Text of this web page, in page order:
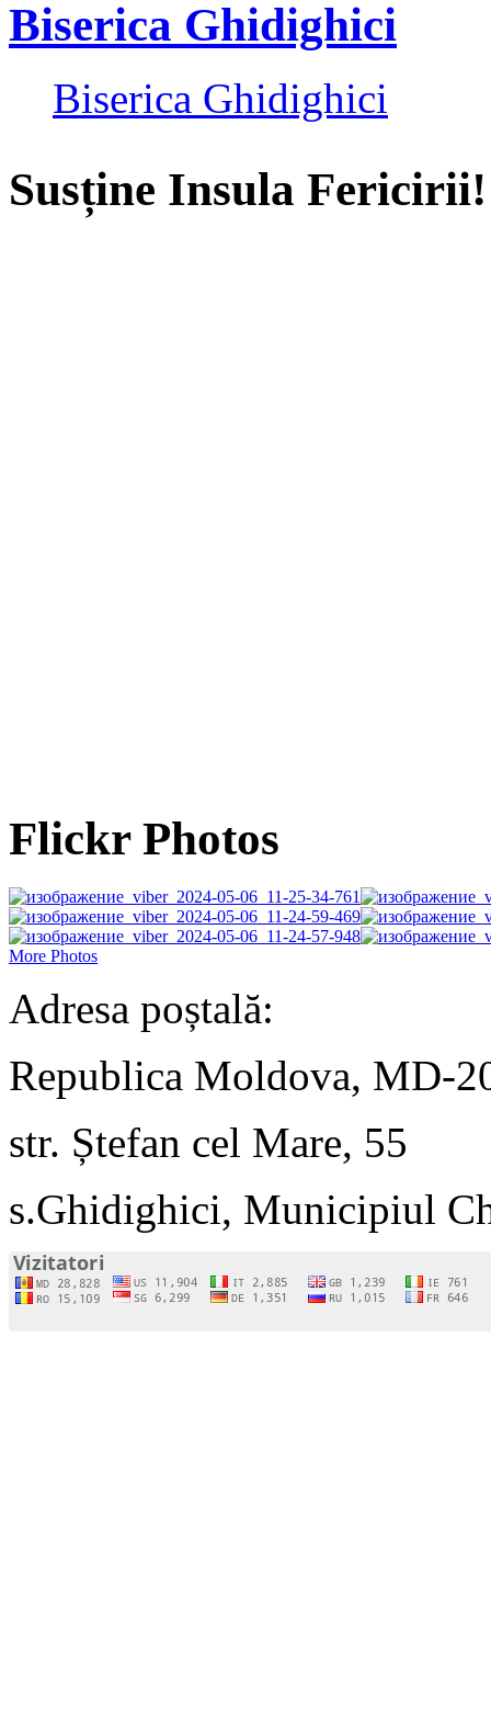
Biserica Ghidighici
Biserica Ghidighici
Susține Insula Fericirii!
Flickr Photos
More Photos
Adresa poștală:
Republica Moldova, MD-
str. Ștefan cel Mare, 55
s.Ghidighici, Municipiul